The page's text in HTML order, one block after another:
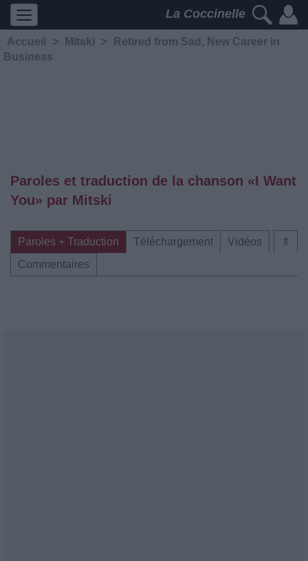
La Coccinelle
Accueil > Mitski >
Retired from Sad, New Career in
Business
Paroles et traduction de la chanson «I Want
You» par Mitski
⇑
Paroles + Traduction Téléchargement
Vidéos
Commentaires